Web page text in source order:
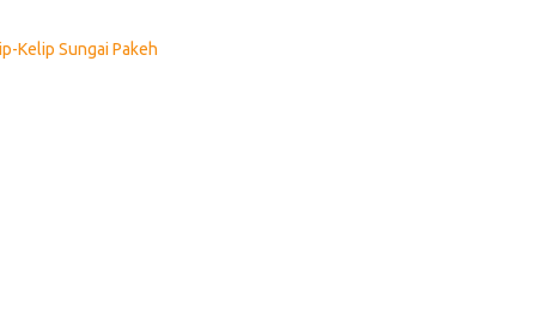
Kelip Sungai Pakeh